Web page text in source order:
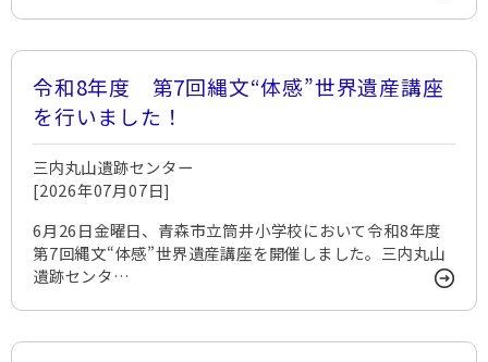
令和8年度 第7回縄文“体感”世界遺産講座
を行いました！
三内丸山遺跡センター
[2026年07月07日]
6月26日金曜日、青森市立筒井小学校において令和8年度
第7回縄文“体感”世界遺産講座を開催しました。三内丸山
遺跡センタ…